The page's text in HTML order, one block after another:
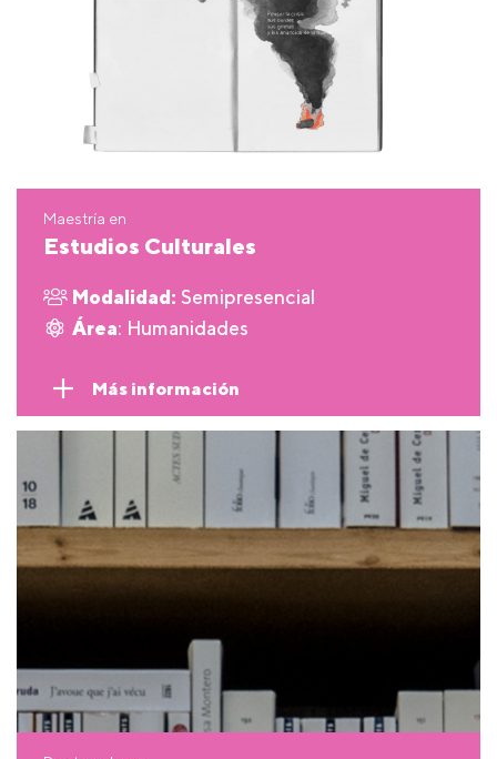
Maestría en
Estudios Culturales
Modalidad: Semipresencial
Área: Humanidades
Más información